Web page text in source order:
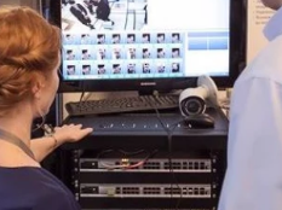
Архитектурный код начинается
земли. Мощение